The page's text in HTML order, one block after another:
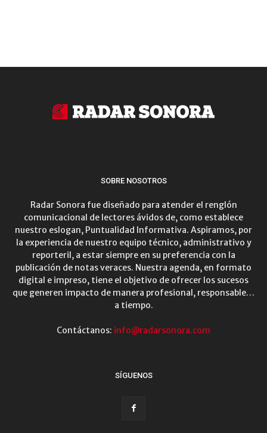
SOBRE NOSOTROS
Radar Sonora fue diseñado para atender el renglón
comunicacional de lectores ávidos de, como establece
nuestro eslogan, Puntualidad Informativa. Aspiramos, por
la experiencia de nuestro equipo técnico, administrativo y
reporteril, a estar siempre en su preferencia con la
publicación de notas veraces. Nuestra agenda, en formato
digital e impreso, tiene el objetivo de ofrecer los sucesos
que generen impacto de manera profesional, responsable…
a tiempo.
Contáctanos: info@radarsonora.com
SÍGUENOS